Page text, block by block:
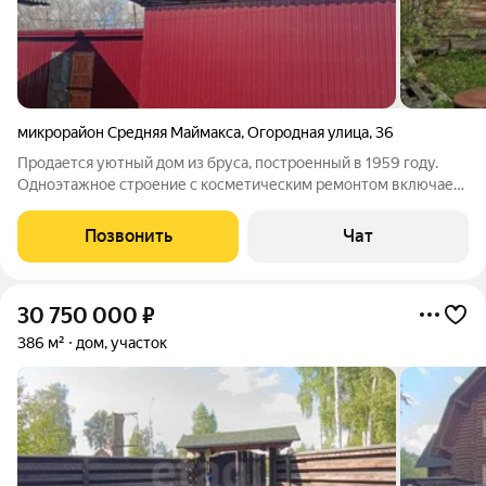
микрорайон Средняя Маймакса,Огородная улица,36
Продается уютный дом из бруса, построенный в 1959 году.
Одноэтажное строение с косметическим ремонтом включает
баня, что добавляет дополнительный комфорт. Участок 13
соток, огорожен забором из
Позвонить Чат
30 750 000 ₽
386 м² дом, участок